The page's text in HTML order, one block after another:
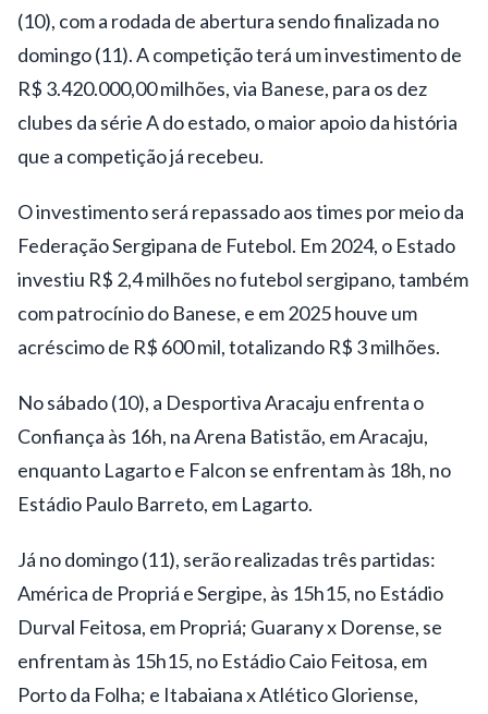
(10), com a rodada de abertura sendo finalizada no
domingo (11). A competição terá um investimento de
R$ 3.420.000,00 milhões, via Banese, para os dez
clubes da série A do estado, o maior apoio da história
que a competição já recebeu.
O investimento será repassado aos times por meio da
Federação Sergipana de Futebol. Em 2024, o Estado
investiu R$ 2,4 milhões no futebol sergipano, também
com patrocínio do Banese, e em 2025 houve um
acréscimo de R$ 600 mil, totalizando R$ 3 milhões.
No sábado (10), a Desportiva Aracaju enfrenta o
Confiança às 16h, na Arena Batistão, em Aracaju,
enquanto Lagarto e Falcon se enfrentam às 18h, no
Estádio Paulo Barreto, em Lagarto.
Já no domingo (11), serão realizadas três partidas:
América de Propriá e Sergipe, às 15h15, no Estádio
Durval Feitosa, em Propriá; Guarany x Dorense, se
enfrentam às 15h15, no Estádio Caio Feitosa, em
Porto da Folha; e Itabaiana x Atlético Gloriense,